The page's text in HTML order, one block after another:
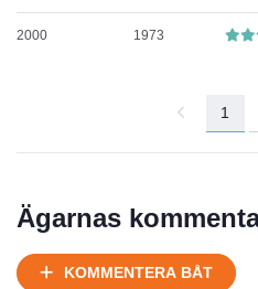
2000 1973
1
Ägarnas
KOMMENTERA BÅT